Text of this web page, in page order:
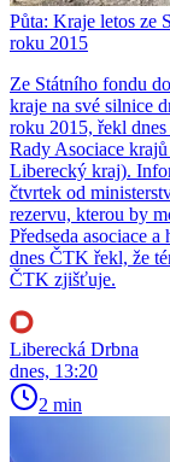
Půta: Kraje letos ze
roku 2015
Ze Státního fondu
kraje na své silnice
roku 2015, řekl
Rady Asociace
Liberecký kraj).
čtvrtek od
rezervu, kterou by
Předseda asociace
dnes ČTK řekl, že
ČTK zjišťuje.
Liberecká Drbna
dnes, 13:20
2 min